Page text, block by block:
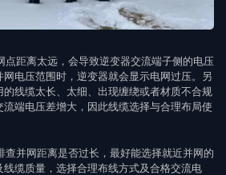
点距离太远，会导致逆变器交流端子侧的电压
电压范围时，逆变器就会显示电网过压。另
线缆太长、太细、出现缠绕或者材质不合规
端电压差增大，因此线缆选择与合理布局使
查并网距离是否过长，最好能选择就近并网的
缆质量，选择合理布线方式及合格交流电